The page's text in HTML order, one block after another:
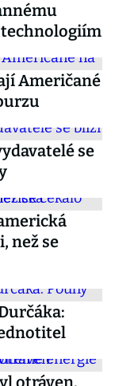
Američané
se
než se
otráven.